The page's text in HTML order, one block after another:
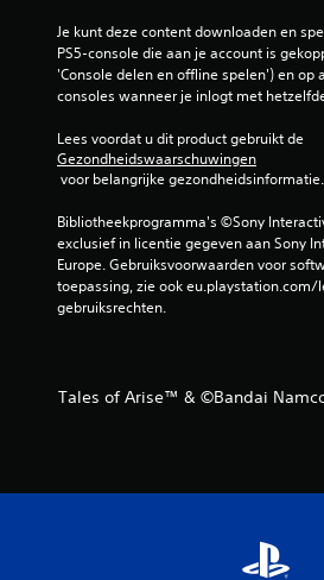
Je kunt deze content downloaden en
PS5-console die aan je account is
'Console delen en offline spelen') en op
consoles wanneer je inlogt met
Lees voordat u dit product gebruikt de
Gezondheidswaarschuwingen
voor belangrijke gezondheidsinformatie.
Bibliotheekprogramma's ©Sony
exclusief in licentie gegeven aan Sony
Europe. Gebruiksvoorwaarden voor
toepassing, zie ook eu.playstation.com/
gebruiksrechten.
Tales of Arise™ & ©Bandai